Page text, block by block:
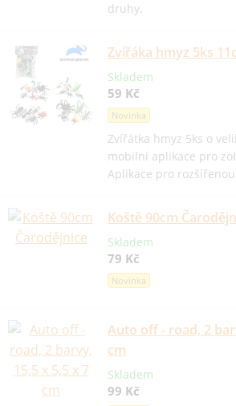
druhy.
Zvířáka hmyz 5ks
Skladem
59 Kč
Novinka
Zvířátka hmyz 5ks o
mobilní aplikace pro
Aplikace pro
Koště 90cm
Skladem
79 Kč
Novinka
Auto off - road, 2
cm
Skladem
99 Kč